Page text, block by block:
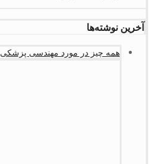
آخرین نوشته‌ها
همه چیز در مورد مهندسی پزشکی